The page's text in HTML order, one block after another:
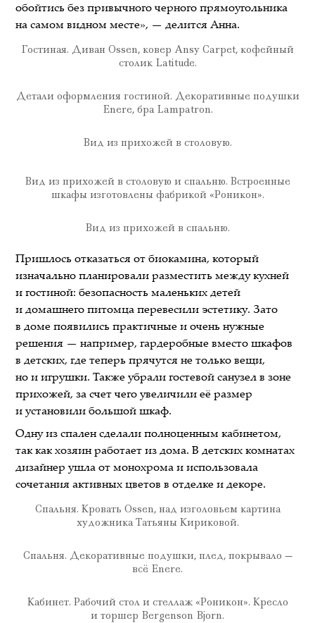
обойтись без привычного черного прямоугольника
на самом видном месте», — делится Анна.
Гостиная. Диван Ossen, ковер Ansy Carpet, кофейный
столик Latitude.
Детали оформления гостиной. Декоративные подушки
Enere, бра Lampatron.
Вид из прихожей в столовую.
Вид из прихожей в столовую и спальню. Встроенные
шкафы изготовлены фабрикой «Роникон».
Вид из прихожей в спальню.
Пришлось отказаться от биокамина, который
изначально планировали разместить между кухней
и гостиной: безопасность маленьких детей
и домашнего питомца перевесили эстетику. Зато
в доме появились практичные и очень нужные
решения — например, гардеробные вместо шкафов
в детских, где теперь прячутся не только вещи,
но и игрушки. Также убрали гостевой санузел в зоне
прихожей, за счет чего увеличили её размер
и установили большой шкаф.
Одну из спален сделали полноценным кабинетом,
так как хозяин работает из дома. В детских комнатах
дизайнер ушла от монохрома и использовала
сочетания активных цветов в отделке и декоре.
Спальня. Кровать Ossen, над изголовьем картина
художника Татьяны Кириковой.
Спальня. Декоративные подушки, плед, покрывало —
всё Enere.
Кабинет. Рабочий стол и стеллаж «Роникон». Кресло
и торшер Bergenson Bjorn.